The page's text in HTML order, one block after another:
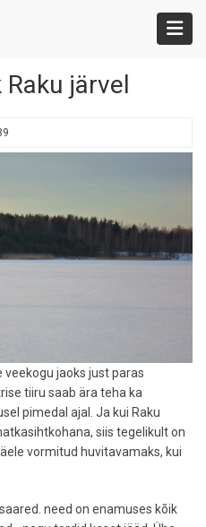
järvel
veekogu jaoks just paras
tiiru saab ära teha ka
pimedal ajal. Ja kui Raku
siis tegelikult on
vormitud huvitavamaks, kui
need on enamuses kõik